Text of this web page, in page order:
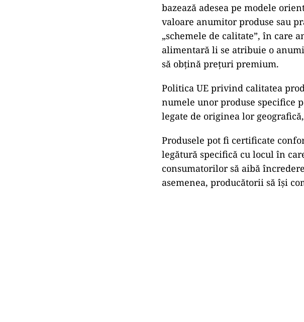
bazează adesea pe modele
valoare anumitor produse sau
„schemele de calitate”, în care
alimentară li se atribuie o
să obțină prețuri premium.
Politica UE privind calitatea
numele unor produse specifice
legate de originea lor
Produsele pot fi certificate
legătură specifică cu locul în
consumatorilor să aibă
asemenea, producătorii să își